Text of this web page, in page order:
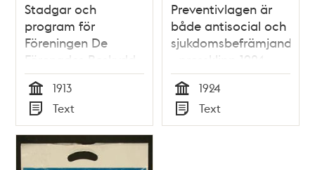
Stadgar och
program för
Föreningen De
Förenades Beskydd -
1913
Tid
1913
Typ
Text
Preventivlagen är
både antisocial och
sjukdomsbefrämjande
- pressklipp 1924
Tid
1924
Typ
Text